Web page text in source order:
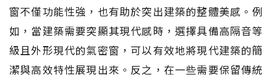
窗不僅功能性強，也有助於突出建築的整體美感。例
如，當建築需要突顯其現代感時，選擇具備高隔音等
級且外形現代的氣密窗，可以有效地將現代建築的簡
潔與高效特性展現出來。反之，在一些需要保留傳統